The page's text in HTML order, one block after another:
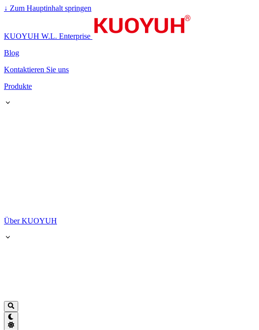
↓ Zum Hauptinhalt springen
KUOYUH W.L. Enterprise
Blog
Kontaktieren Sie uns
Produkte
Über KUOYUH